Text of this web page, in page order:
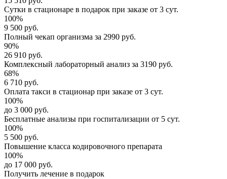
Сутки в стационаре в подарок при заказе от 3 сут.
100%
9 500 руб.
Полный чекап организма за 2990 руб.
90%
26 910 руб.
Комплексный лабораторный анализ за 3190 руб.
68%
6 710 руб.
Оплата такси в стационар при заказе от 3 сут.
100%
до 3 000 руб.
Бесплатные анализы при госпитализации от 5 сут.
100%
5 500 руб.
Повышение класса кодировочного препарата
100%
до 17 000 руб.
Получить лечение в подарок